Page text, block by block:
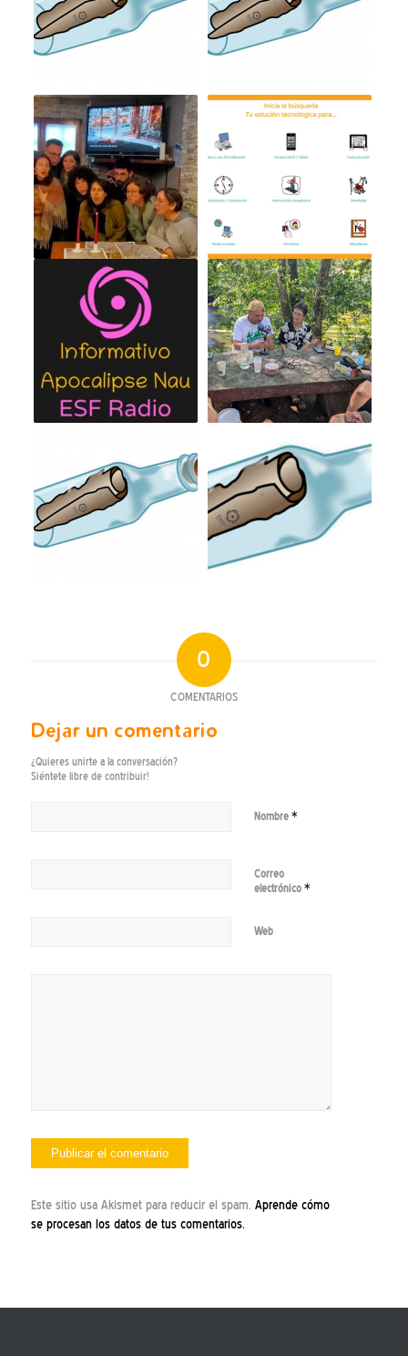
0
COMENTARIOS
Dejar un comentario
¿Quieres unirte a la conversación?
Siéntete libre de contribuir!
Nombre *
Correo
electrónico *
Web
Este sitio usa Akismet para reducir el spam. Aprende cómo
se procesan los datos de tus comentarios.